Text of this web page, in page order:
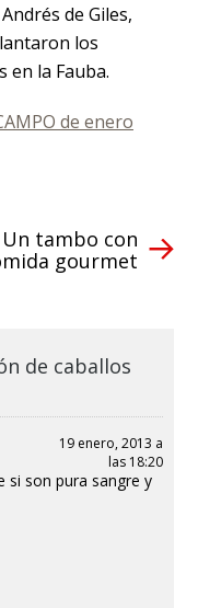
de Giles,
los
en la Fauba.
de enero
Un tambo con
gourmet
de caballos
19 enero, 2013 a
las 18:20
si son pura sangre y